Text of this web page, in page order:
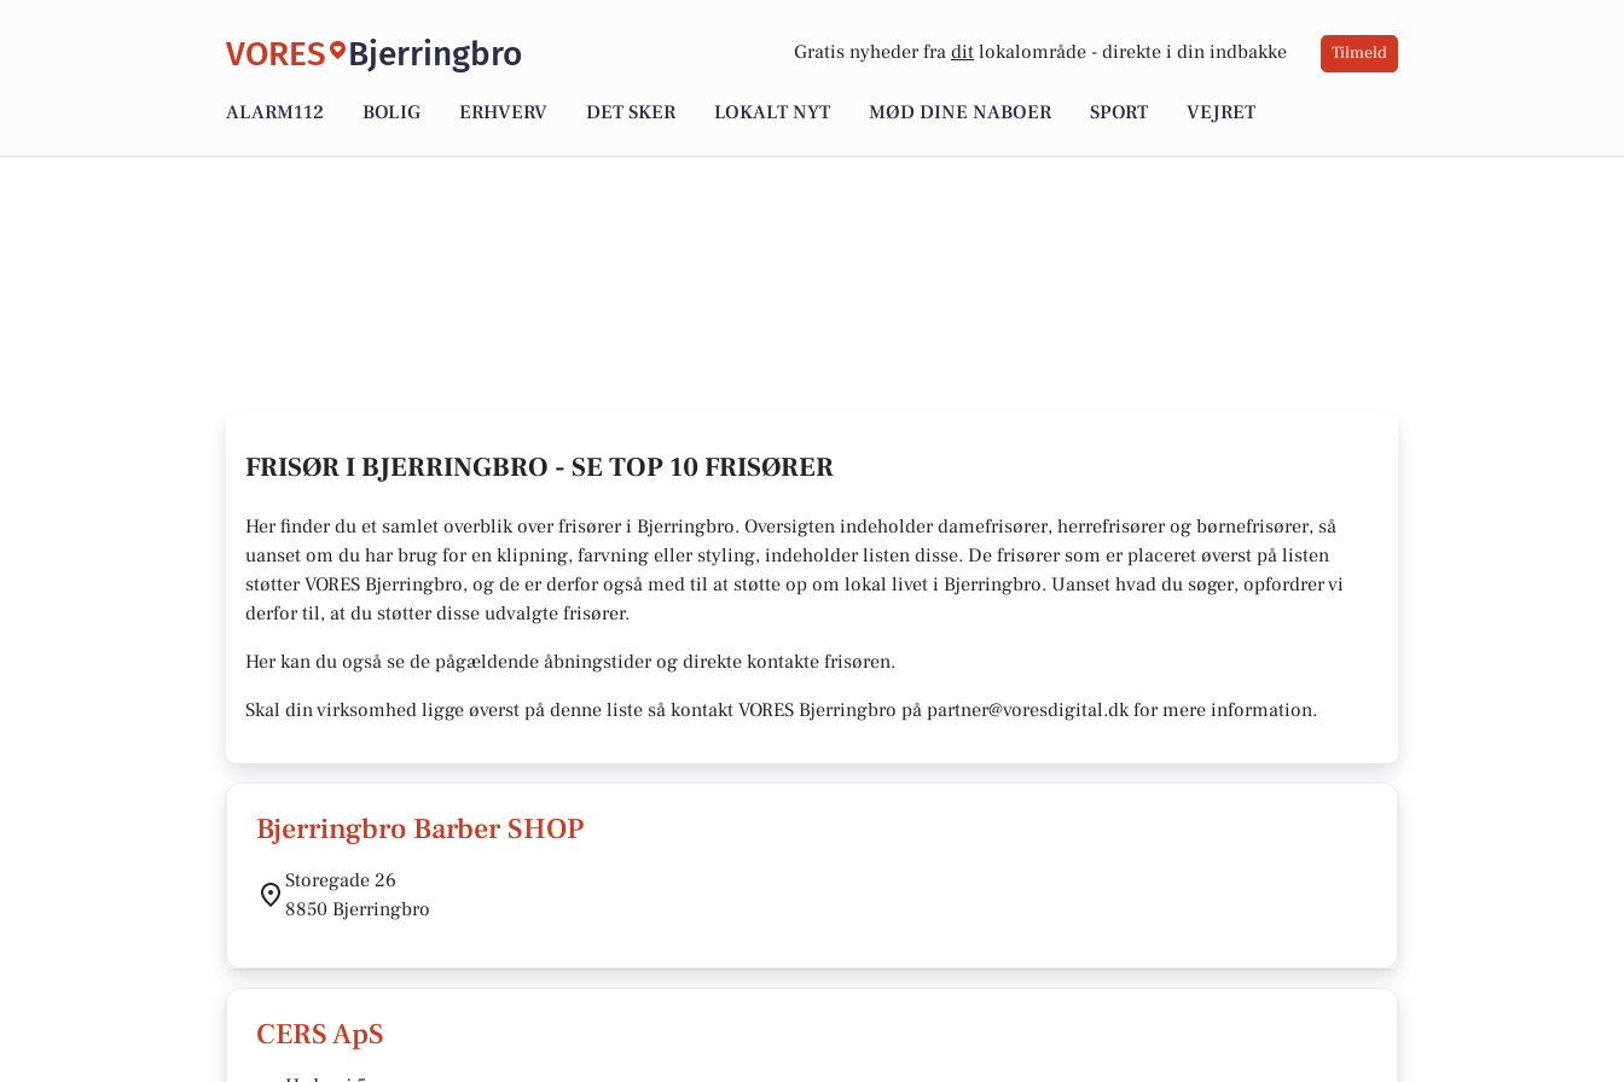
VORES Bjerringbro Gratis nyheder fra dit lokalområde - direkte i din indbakke Tilmeld
ALARM112 BOLIG ERHVERV DET SKER LOKALT NYT MØD DINE NABOER SPORT VEJRET
FRISØR I BJERRINGBRO - SE TOP 10 FRISØRER
Her finder du et samlet overblik over frisører i Bjerringbro. Oversigten indeholder damefrisører, herrefrisører og børnefrisører, så
uanset om du har brug for en klipning, farvning eller styling, indeholder listen disse. De frisører som er placeret øverst på listen
støtter VORES Bjerringbro, og de er derfor også med til at støtte op om lokal livet i Bjerringbro. Uanset hvad du søger, opfordrer vi
derfor til, at du støtter disse udvalgte frisører.
Her kan du også se de pågældende åbningstider og direkte kontakte frisøren.
Skal din virksomhed ligge øverst på denne liste så kontakt VORES Bjerringbro på partner@voresdigital.dk for mere information.
Bjerringbro Barber SHOP
Storegade 26
8850 Bjerringbro
CERS ApS